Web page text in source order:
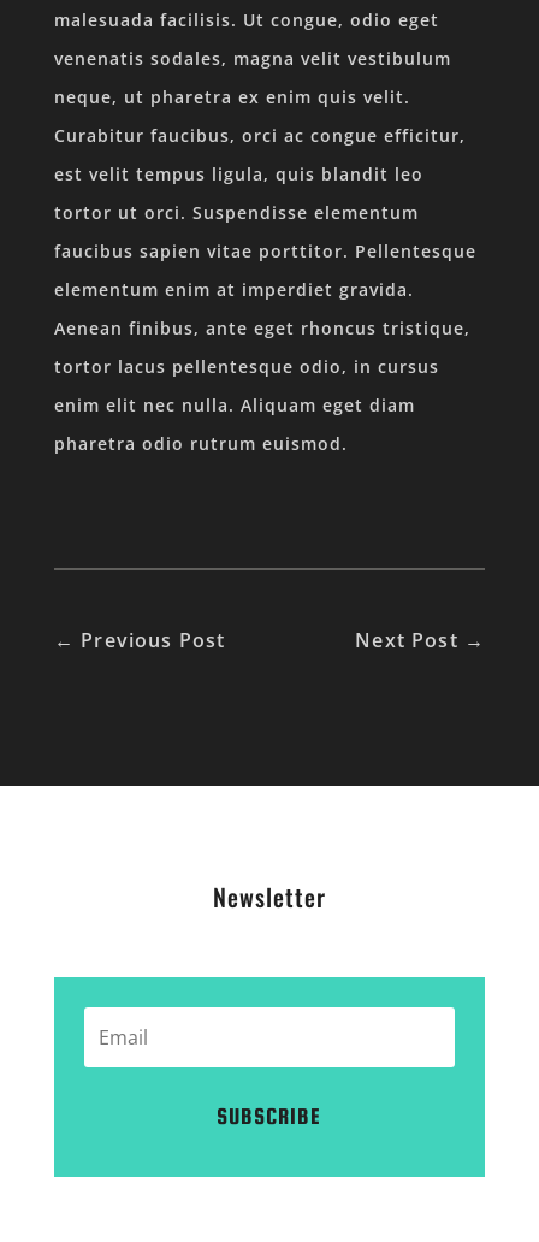
malesuada facilisis. Ut congue, odio eget
venenatis sodales, magna velit vestibulum
neque, ut pharetra ex enim quis velit.
Curabitur faucibus, orci ac congue efficitur,
est velit tempus ligula, quis blandit leo
tortor ut orci. Suspendisse elementum
faucibus sapien vitae porttitor. Pellentesque
elementum enim at imperdiet gravida.
Aenean finibus, ante eget rhoncus tristique,
tortor lacus pellentesque odio, in cursus
enim elit nec nulla. Aliquam eget diam
pharetra odio rutrum euismod.
← Previous Post Next Post →
Newsletter
SUBSCRIBE